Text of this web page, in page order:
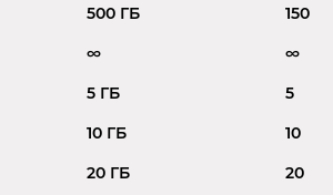
500 ГБ 150
∞ ∞
5 ГБ 5
10 ГБ 10
20 ГБ 20